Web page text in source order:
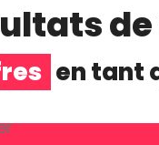
en tant